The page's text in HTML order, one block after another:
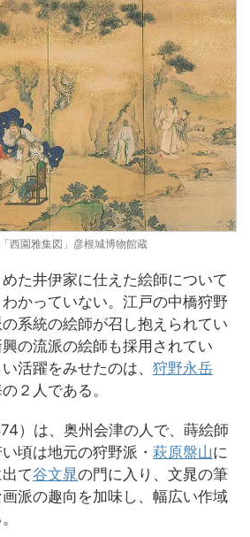
西園雅集図」彦根城博物館蔵
た井伊家に仕えた絵師について
かっていない。江戸の中橋狩野
系統の絵師が召し抱えられてい
の流派の絵師も採用されてい
活躍をみせたのは、 狩野永岳
２人である。
）は、奥州会津の人で、蒔絵師
頃は地元の狩野派・ 萩原盤山に
て谷文晁の門に入り、文晁の筆
派の趣向を加味し、幅広い作域